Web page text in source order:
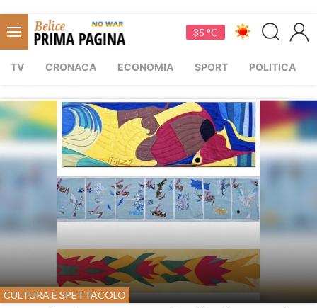
35 °C
TV CRONACA ECONOMIA SPORT POLITICA
CULTURA E SPETTACOLO